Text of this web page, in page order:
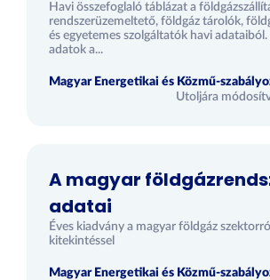
Havi összefoglaló táblázat a
rendszerüzemeltető, földgáz tárolók,
és egyetemes szolgáltatók havi adataiból.
adatok a...
Magyar Energetikai és Közmű-
Utoljára
A magyar
adatai
Éves kiadvány a magyar földgáz
kitekintéssel
Magyar Energetikai és Közmű-